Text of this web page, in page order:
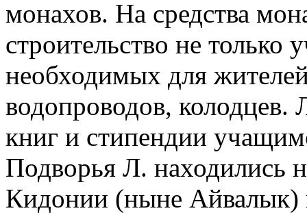
монахов. На средства
строительство не только
необходимых для
водопроводов, колодцев.
книг и стипендии
Подворья Л. находились
Кидонии (ныне Айвалык)